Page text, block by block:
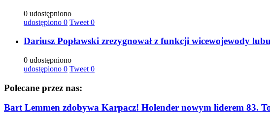
0 udostępniono
udostępiono 0 Tweet 0
Dariusz Popławski zrezygnował z funkcji wicewojewody
0 udostępniono
udostępiono 0 Tweet 0
Polecane przez nas:
Bart Lemmen zdobywa Karpacz! Holender nowym liderem 83.